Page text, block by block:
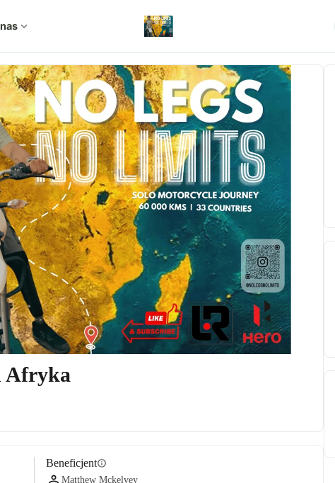
expand_more
Afryka
Beneficjentinfo
Matthew Mckelvey